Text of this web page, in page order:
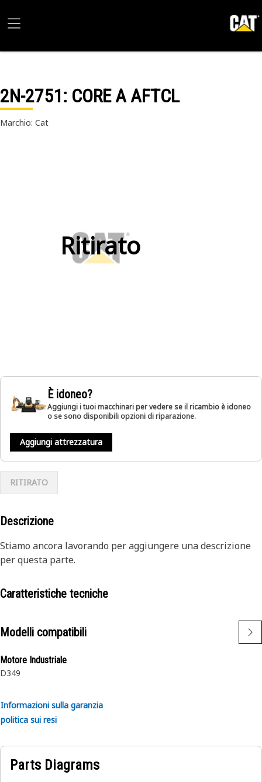
2N-2751: CORE A AFTCL
Marchio: Cat
Ritirato
È idoneo?
Aggiungi i tuoi macchinari per vedere se il ricambio è idoneo
o se sono disponibili opzioni di riparazione.
Aggiungi attrezzatura
RITIRATO
Descrizione
Stiamo ancora lavorando per aggiungere una descrizione
per questa parte.
Caratteristiche tecniche
Modelli compatibili
Motore Industriale
D349
Informazioni sulla garanzia
politica sui resi
Parts Diagrams